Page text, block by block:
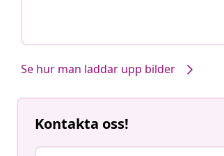
Se hur man laddar upp bilder
Kontakta oss!